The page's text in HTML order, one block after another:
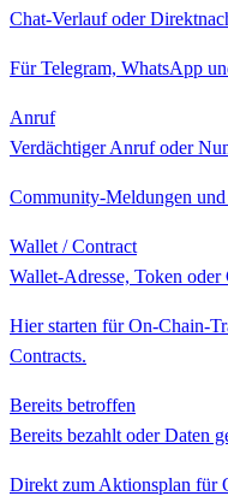
Chat-Verlauf oder
Für Telegram, WhatsApp
Anruf
Verdächtiger Anruf oder
Community-Meldungen
Wallet / Contract
Wallet-Adresse, Token oder
Hier starten für On-Chain-
Contracts.
Bereits betroffen
Bereits bezahlt oder Daten
Direkt zum Aktionsplan für